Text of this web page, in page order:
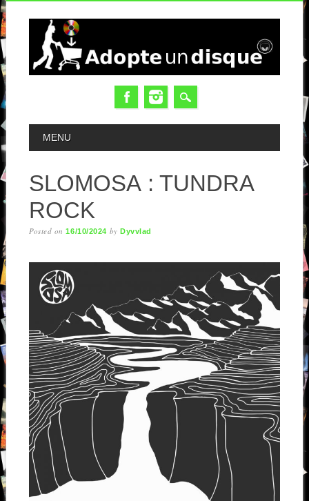
MAIN MENU
MENU
SLOMOSA : TUNDRA
ROCK
Posted on16/10/2024 byDyvvlad